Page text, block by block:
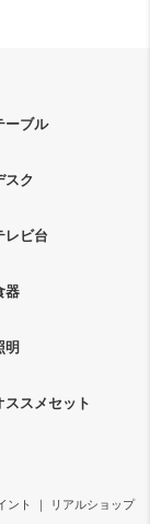
ーブル
スク
レビ台
器
明
ススメセット
ント ｜ リアルショップ